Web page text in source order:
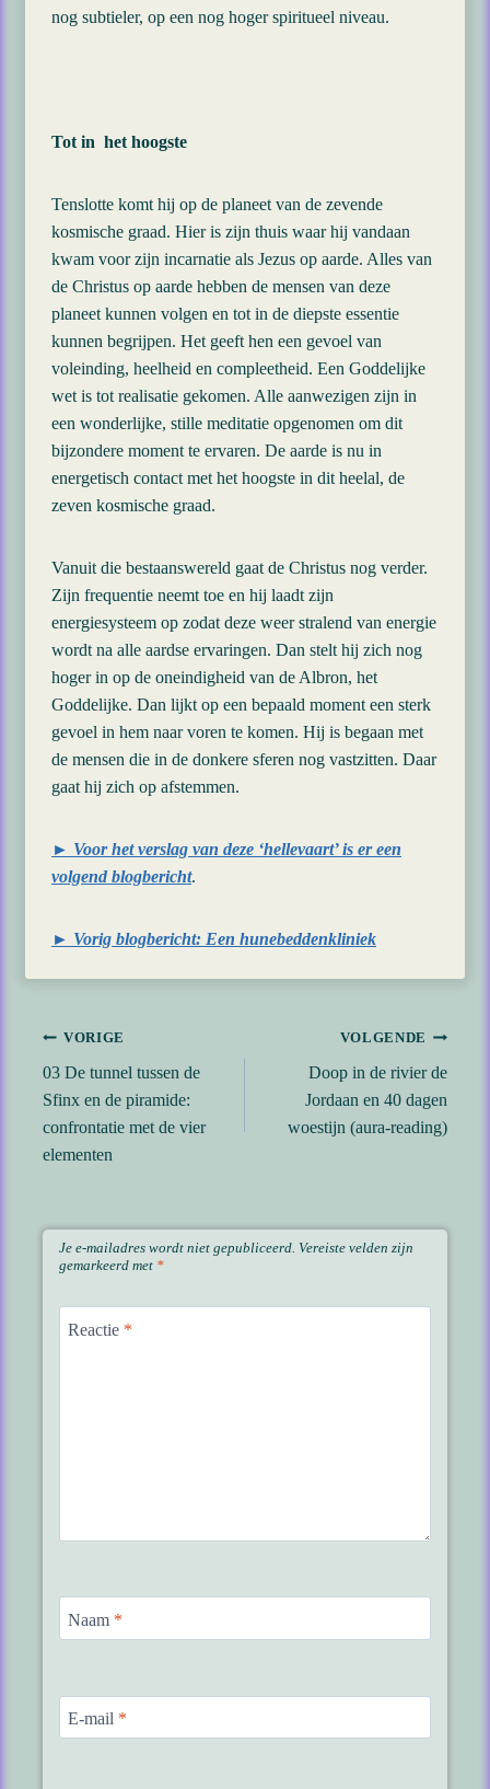
nog subtieler, op een nog hoger spiritueel niveau.
Tot in het hoogste
Tenslotte komt hij op de planeet van de zevende
kosmische graad. Hier is zijn thuis waar hij vandaan
kwam voor zijn incarnatie als Jezus op aarde. Alles van
de Christus op aarde hebben de mensen van deze
planeet kunnen volgen en tot in de diepste essentie
kunnen begrijpen. Het geeft hen een gevoel van
voleinding, heelheid en compleetheid. Een Goddelijke
wet is tot realisatie gekomen. Alle aanwezigen zijn in
een wonderlijke, stille meditatie opgenomen om dit
bijzondere moment te ervaren. De aarde is nu in
energetisch contact met het hoogste in dit heelal, de
zeven kosmische graad.
Vanuit die bestaanswereld gaat de Christus nog verder.
Zijn frequentie neemt toe en hij laadt zijn
energiesysteem op zodat deze weer stralend van energie
wordt na alle aardse ervaringen. Dan stelt hij zich nog
hoger in op de oneindigheid van de Albron, het
Goddelijke. Dan lijkt op een bepaald moment een sterk
gevoel in hem naar voren te komen. Hij is begaan met
de mensen die in de donkere sferen nog vastzitten. Daar
gaat hij zich op afstemmen.
► Voor het verslag van deze ‘hellevaart’ is er een
volgend blogbericht.
► Vorig blogbericht: Een hunebeddenkliniek
Bericht
navigatie
VORIGE
03 De tunnel tussen de
Sfinx en de piramide:
confrontatie met de vier
elementen
VOLGENDE
Doop in de rivier de
Jordaan en 40 dagen
woestijn (aura-reading)
Je e-mailadres wordt niet gepubliceerd. Vereiste velden zijn
gemarkeerd met *
Reactie *
Naam *
E-mail *